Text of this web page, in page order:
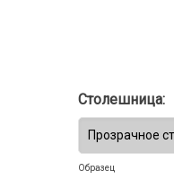
Столешница:
Образец